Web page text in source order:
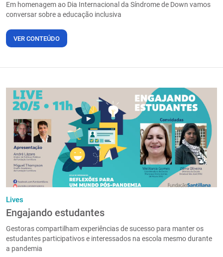
Em homenagem ao Dia Internacional da Síndrome de Down vamos
conversar sobre a educação inclusiva
VER CONTEÚDO
Lives
Engajando estudantes
Gestoras compartilham experiências de sucesso para manter os
estudantes participativos e interessados na escola mesmo durante
a pandemia